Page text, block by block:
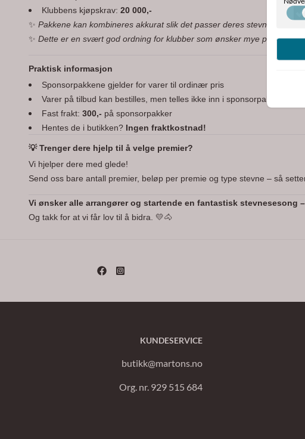
Klubbens kjøpskrav: 20 000,-
✨ Pakkene kan kombineres akkurat slik det passer deres stevne!
✨ Dette er en svært god ordning for klubber som ønsker mye premier
Praktisk informasjon
Sponsorpakkene gjelder for varer til ordinær pris
Varer på tilbud kan bestilles, men telles ikke inn i sponsorpakken
Fast frakt: 300,- på sponsorpakker
Hentes de i butikken? Ingen fraktkostnad!
💡 Trenger dere hjelp til å velge premier?
Vi hjelper dere med glede!
Send oss bare antall premier, beløp per premie og type stevne – så
Vi ønsker alle arrangører og startende en fantastisk stevnesesong
Og takk for at vi får lov til å bidra. 💛🐴
KUNDESERVICE
butikk@martons.no
Org. nr. 929 515 684